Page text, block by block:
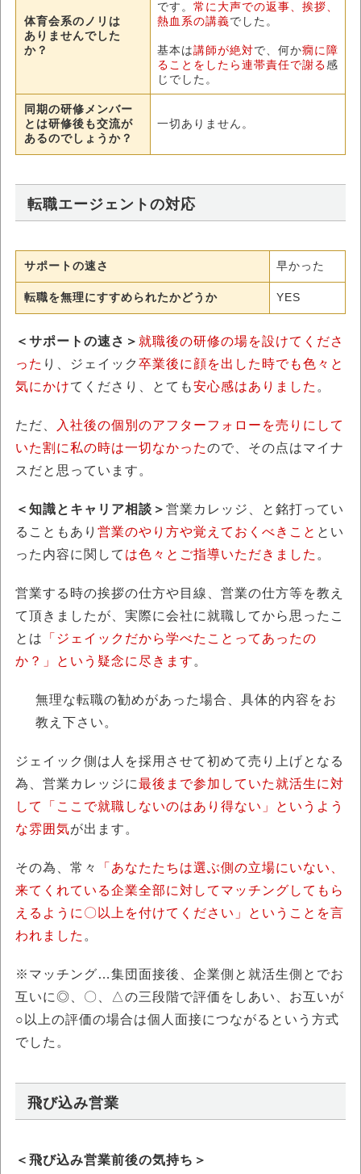
体育会系のノリは
ありませんでした
か？
です。 常に大声での返事、挨拶、
熱血系の講義でした。
基本は講師が絶対で、何か癇に障
ることをしたら連帯責任で謝る感
じでした。
同期の研修メンバー
とは研修後も交流が
あるのでしょうか？
一切ありません。
転職エージェントの対応
サポートの速さ 早かった
転職を無理にすすめられたかどうか YES
＜サポートの速さ＞ 就職後の研修の場を設けてくださ
った り、ジェイック 卒業後に顔を出した時でも色々と
気にかけてくださり、とても安心感はありました 。
ただ、
入社後の個別のアフターフォローを売りにして
いた割に私の時は一切なかったので、その点はマイナ
スだと思っています。
＜知識とキャリア相談＞ 営業カレッジ、と銘打ってい
ることもあり 営業のやり方や覚えておくべきこと とい
った内容に関して は色々とご指導いただきました 。
営業する時の挨拶の仕方や目線、営業の仕方等を教え
て頂きましたが、実際に会社に就職してから思ったこ
とは
「ジェイックだから学べたことってあったの
か？」という疑念に尽きます 。
無理な転職の勧めがあった場合、具体的内容をお
教え下さい。
ジェイック側は人を採用させて初めて売り上げとなる
為、営業カレッジに最後まで参加していた就活生に対
して「ここで就職しないのはあり得ない」というよう
な雰囲気が出ます。
その為、常々
「あなたたちは選ぶ側の立場にいない、
来てくれている企業全部に対してマッチングしてもら
えるように〇以上を付けてください」ということを言
われました 。
※マッチング…集団面接後、企業側と就活生側とでお
互いに◎、〇、△の三段階で評価をしあい、お互いが
○以上の評価の場合は個人面接につながるという方式
でした。
飛び込み営業
＜飛び込み営業前後の気持ち＞